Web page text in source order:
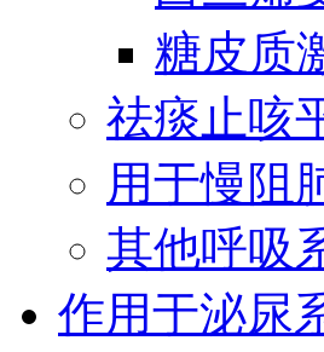
糖皮质
祛痰止咳
用于慢阻
其他呼吸
作用于泌尿